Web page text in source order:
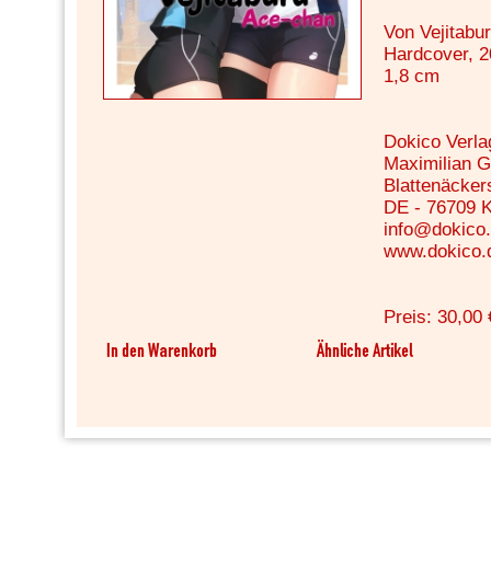
Von
Hardcover,
1,8 cm
Dokico
Maximilian
DE - 76709
Preis: 30,00